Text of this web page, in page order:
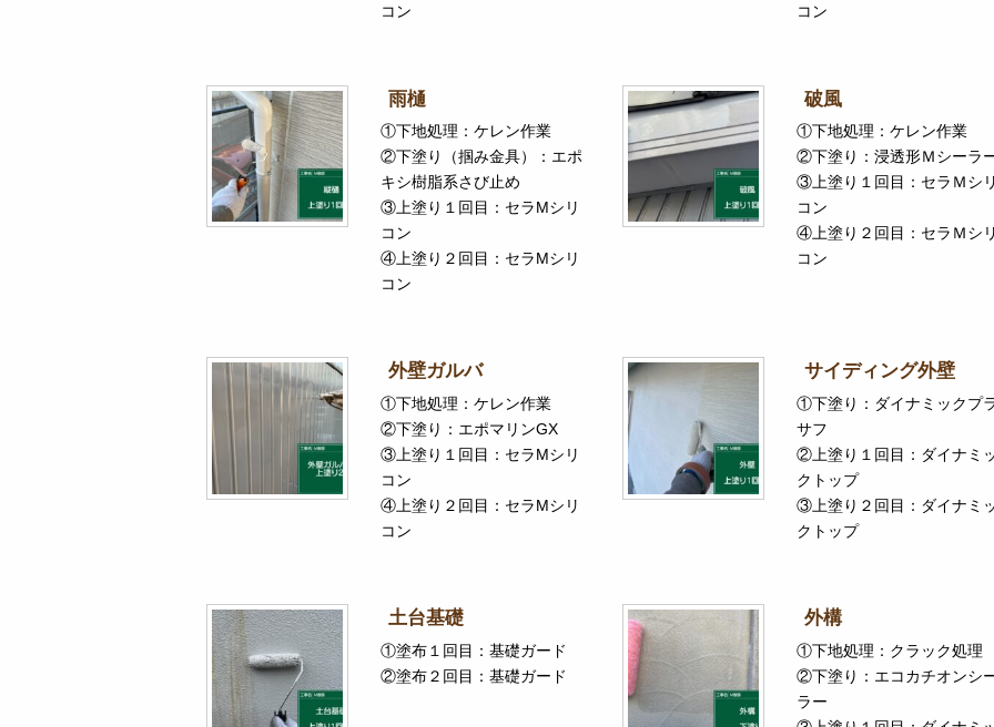
コン
コン
雨樋
①下地処理：ケレン作業
②下塗り（掴み金具）：エポ
キシ樹脂系さび止め
③上塗り１回目：セラMシリ
コン
④上塗り２回目：セラMシリ
コン
破風
①下地処理：ケレン作業
②下塗り：浸透形Ｍシーラ
③上塗り１回目：セラＭシ
コン
④上塗り２回目：セラＭシ
コン
外壁ガルバ
①下地処理：ケレン作業
②下塗り：エポマリンGX
③上塗り１回目：セラMシリ
コン
④上塗り２回目：セラMシリ
コン
サイディング外壁
①下塗り：ダイナミックプ
サフ
②上塗り１回目：ダイナミ
クトップ
③上塗り２回目：ダイナミ
クトップ
土台基礎
①塗布１回目：基礎ガード
②塗布２回目：基礎ガード
外構
①下地処理：クラック処理
②下塗り：エコカチオンシ
ラー